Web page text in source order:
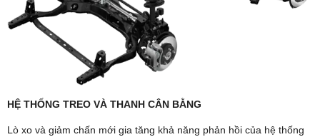
HỆ THỐNG TREO VÀ THANH CÂN BẰNG
Lò xo và giảm chấn mới gia tăng khả năng phản hồi của hệ thống